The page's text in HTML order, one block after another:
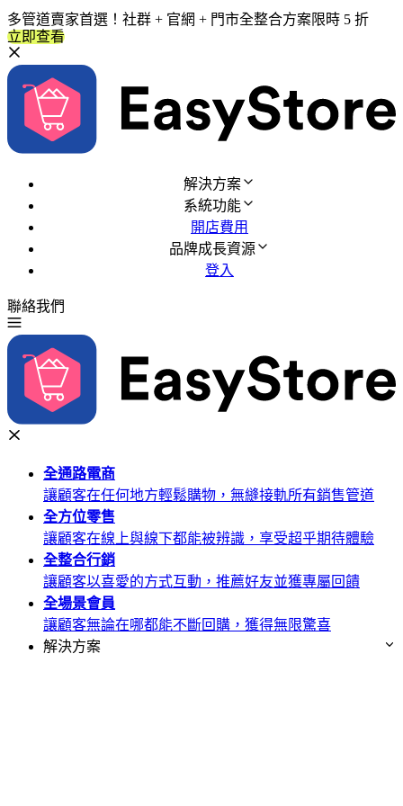
多管道賣家首選！社群 + 官網 + 門市全整合方案限時 5 折
立即查看
解決方案
系統功能
開店費用
品牌成長資源
登入
聯絡我們
全通路電商
讓顧客在任何地方輕鬆購物，無縫接軌所有銷售管道
全方位零售
讓顧客在線上與線下都能被辨識，享受超乎期待體驗
全整合行銷
讓顧客以喜愛的方式互動，推薦好友並獲專屬回饋
全場景會員
讓顧客無論在哪都能不斷回購，獲得無限驚喜
解決方案